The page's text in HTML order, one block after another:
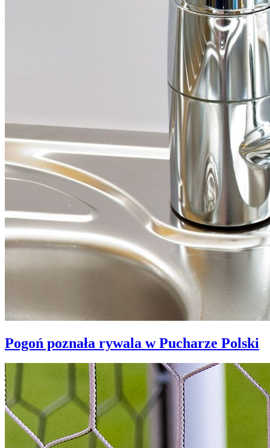
Pogoń poznała rywala w Pucharze Polski